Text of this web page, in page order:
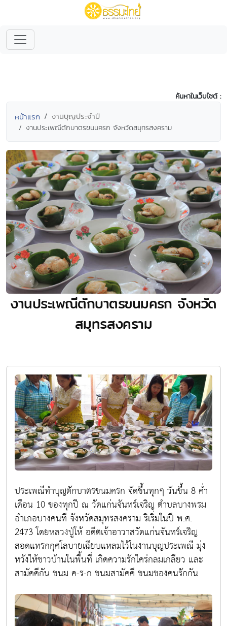
ค้นหาในเว็บไซต์ :
หน้าแรก งานบุญประจำปี
งานประเพณีตักบาตรขนมครก จังหวัดสมุทรสงคราม
งานประเพณีตักบาตรขนมครก จังหวัด
สมุทรสงคราม
ประเพณีทำบุญตักบาตรขนมครก จัดขึ้นทุกๆ วันขึ้น 8 ค่ำ
เดือน 10 ของทุกปี ณ วัดแก่นจันทร์เจริญ ตำบลบางพรม
อำเภอบางคนที จังหวัดสมุทรสงคราม ริเริ่มในปี พ.ศ.
2473 โดยหลวงปู่โห้ อดีตเจ้าอาวาสวัดแก่นจันทร์เจริญ
สอดแทรกกุศโลบายเฉียบแหลมไว้ในงานบุญประเพณี มุ่ง
หวังให้ชาวบ้านในพื้นที่ เกิดความรักใคร่กลมเกลียว และ
สามัคคีกัน ขนม ค-ร-ก ขนมสามัคคี ขนมของคนรักกัน